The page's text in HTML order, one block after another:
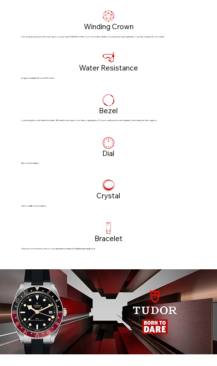
Winding Crown
Corona di carica a vite in acciaio con la rosa TUDOR in rilievo e con tubo della corona in acciaio satinato con lavorazione circolare
Water Resistance
Impermeabile fino a 200 metri
Bezel
Lunetta girevole bidirezionale 48 scatti in acciaio con disco graduato 24 ore in alluminio anodizzato bordeaux e blu opaco
Dial
Nero, bombato
Crystal
Vetro zaffiro bombato
Bracelet
Cinturino in tessuto nero con banda bordeaux e fibbia ad ardiglione